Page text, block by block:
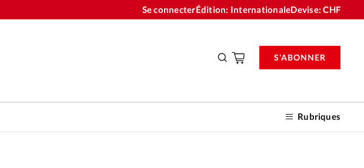
Se connecterÉdition: InternationaleDevise:CHF
Rubriques
S'ABONNER